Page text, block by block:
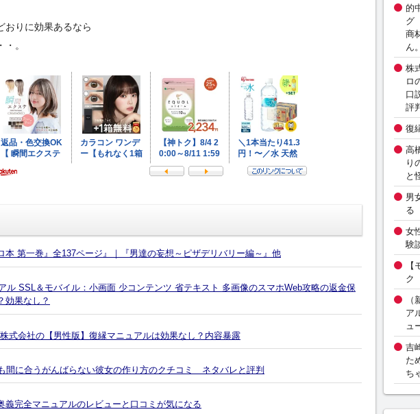
おりに効果あるなら
。
本 第一巻』全137ページ』｜『男達の妄想～ピザデリバリー編～』他
ル SSL＆モバイル：小画面 少コンテンツ 省テキスト 多画像のスマホWeb攻略の返金保
効果なし？
式会社の【男性版】復縁マニュアルは効果なし？内容暴露
間に合うがんばらない彼女の作り方のクチコミ ネタバレと評判
義完全マニュアルのレビューと口コミが気になる
的
グ
商
ん
株
ロ
口
評
復
高
り
と
男
る
女
験
ク
ア
ュ
吉
た
ち